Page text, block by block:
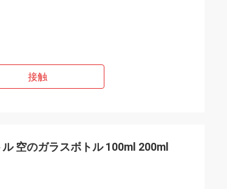
接触
空のガラスボトル 100ml 200ml